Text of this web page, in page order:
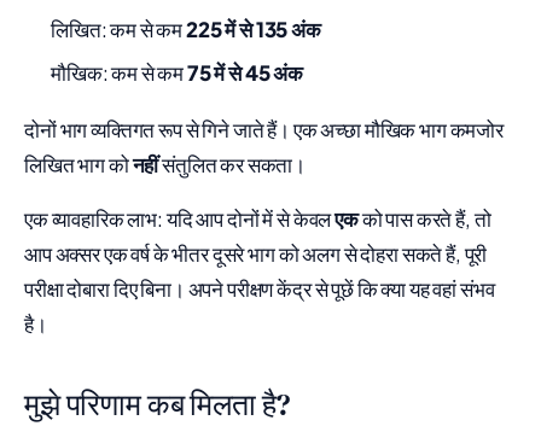
लिखित: कम से कम225 में से 135 अंक
मौखिक: कम से कम75 में से 45 अंक
दोनों भाग व्यक्तिगत रूप से गिने जाते हैं। एक अच्छा मौखिक भाग कमजोर
लिखित भाग कोनहींसंतुलित कर सकता।
एक व्यावहारिक लाभ: यदि आप दोनों में से केवलएकको पास करते हैं, तो
आप अक्सर एक वर्ष के भीतर दूसरे भाग को अलग से दोहरा सकते हैं, पूरी
परीक्षा दोबारा दिए बिना। अपने परीक्षण केंद्र से पूछें कि क्या यह वहां संभव
है।
मुझे परिणाम कब मिलता है?